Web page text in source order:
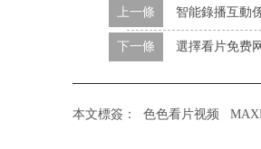
上一條 智能錄播互動
下一條 選擇看片免费
本文標簽： 色色看片视频